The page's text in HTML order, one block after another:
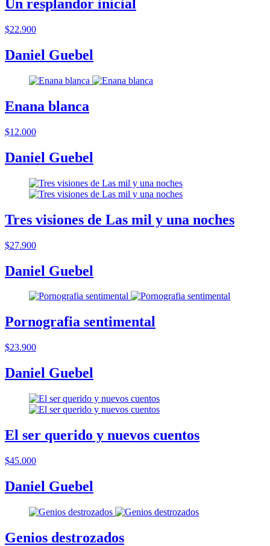
Un resplandor inicial
$22.900
Daniel Guebel
Enana blanca
$12.000
Daniel Guebel
Tres visiones de Las mil y una noches
$27.900
Daniel Guebel
Pornografia sentimental
$23.900
Daniel Guebel
El ser querido y nuevos cuentos
$45.000
Daniel Guebel
Genios destrozados